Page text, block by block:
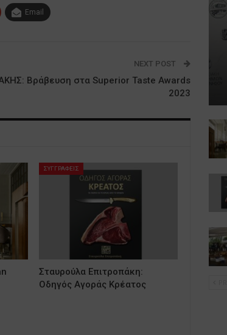
Email
NEXT POST
Βράβευση στα Superior Taste Awards
2023
ΣΥΓΓΡΑΦΕΙΣ
Σταυρούλα Επιτροπάκη:
Οδηγός Αγοράς Κρέατος